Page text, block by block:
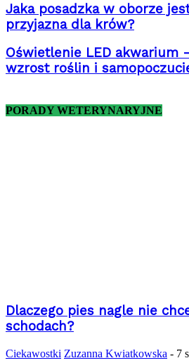
Jaka posadzka w oborze
przyjazna dla krów?
Oświetlenie LED akwarium
wzrost roślin i
PORADY WETERYNARYJNE
Dlaczego pies nagle nie
schodach?
Ciekawostki Zuzanna Kwiatkowska - 7